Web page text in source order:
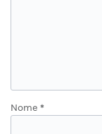
Nome *